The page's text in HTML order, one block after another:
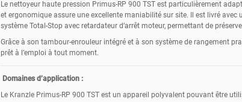
Le nettoyeur haute pression Primus-RP 900 TST est particulièrement
et ergonomique assure une excellente maniabilité sur site. Il est livré avec
système Total-Stop avec retardateur d’arrêt moteur, permettant de
Grâce à son tambour-enrouleur intégré et à son système de rangement
prêt à l’emploi à tout moment.
Domaines d’application :
Le Kranzle Primus-RP 900 TST est un appareil polyvalent pouvant être